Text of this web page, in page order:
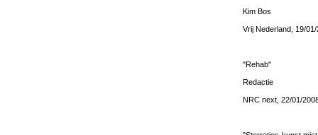
Kim Bos
Vrij Nederland, 19/
"Rehab"
Redactie
NRC next, 22/01/